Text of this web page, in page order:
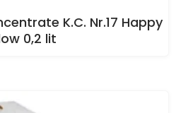
K.C. Nr.17 Happy
0,2 lit